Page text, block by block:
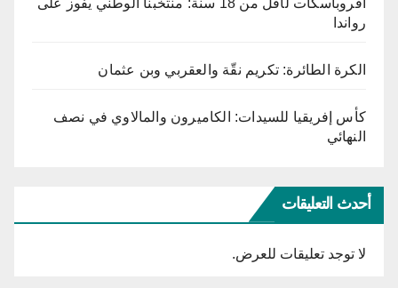
أفروباسكات لأقل من 18 سنة: منتخبنا الوطني يفوز على
رواندا
الكرة الطائرة: تكريم نقّة والعقربي وبن عثمان
كأس إفريقيا للسيدات: الكاميرون والمالاوي في نصف
النهائي
أحدث التعليقات
لا توجد تعليقات للعرض.